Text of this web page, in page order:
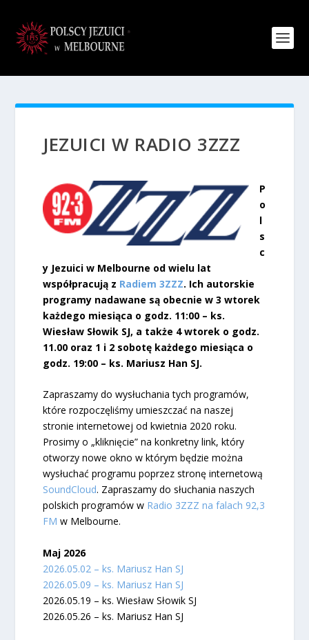
JEZUICI W RADIO 3ZZZ
P
o
l
s
c
y Jezuici w Melbourne od wielu lat
współpracują z Radiem 3ZZZ. Ich autorskie
programy nadawane są obecnie w 3 wtorek
każdego miesiąca o godz. 11:00 – ks.
Wiesław Słowik SJ, a także 4 wtorek o godz.
11.00 oraz 1 i 2 sobotę każdego miesiąca o
godz. 19:00 – ks. Mariusz Han SJ.
Zapraszamy do wysłuchania tych programów,
które rozpoczęliśmy umieszczać na naszej
stronie internetowej od kwietnia 2020 roku.
Prosimy o „kliknięcie” na konkretny link, który
otworzy nowe okno w którym będzie można
wysłuchać programu poprzez stronę internetową
SoundCloud. Zapraszamy do słuchania naszych
polskich programów w Radio 3ZZZ na falach 92,3
FM w Melbourne.
Maj 2026
2026.05.02 – ks. Mariusz Han SJ
2026.05.09 – ks. Mariusz Han SJ
2026.05.19 – ks. Wiesław Słowik SJ
2026.05.26 – ks. Mariusz Han SJ